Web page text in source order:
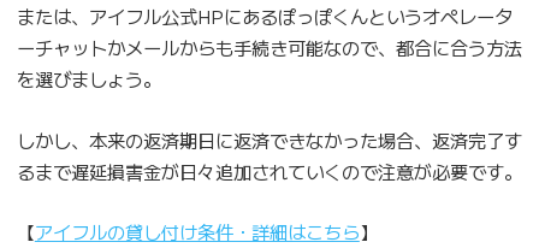
または、アイフル公式HPにあるぽっぽくんというオペレータ
ーチャットかメールからも手続き可能なので、都合に合う方法
を選びましょう。
しかし、本来の返済期日に返済できなかった場合、返済完了す
るまで遅延損害金が日々追加されていくので注意が必要です。
【アイフルの貸し付け条件・詳細はこちら】